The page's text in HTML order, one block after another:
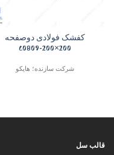
کفشک فولادی دوصفحه
200×200-C0809
شرکت سازنده؛ هایکو
قالب سل